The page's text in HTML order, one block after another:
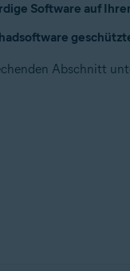
Software auf
Abschnitt